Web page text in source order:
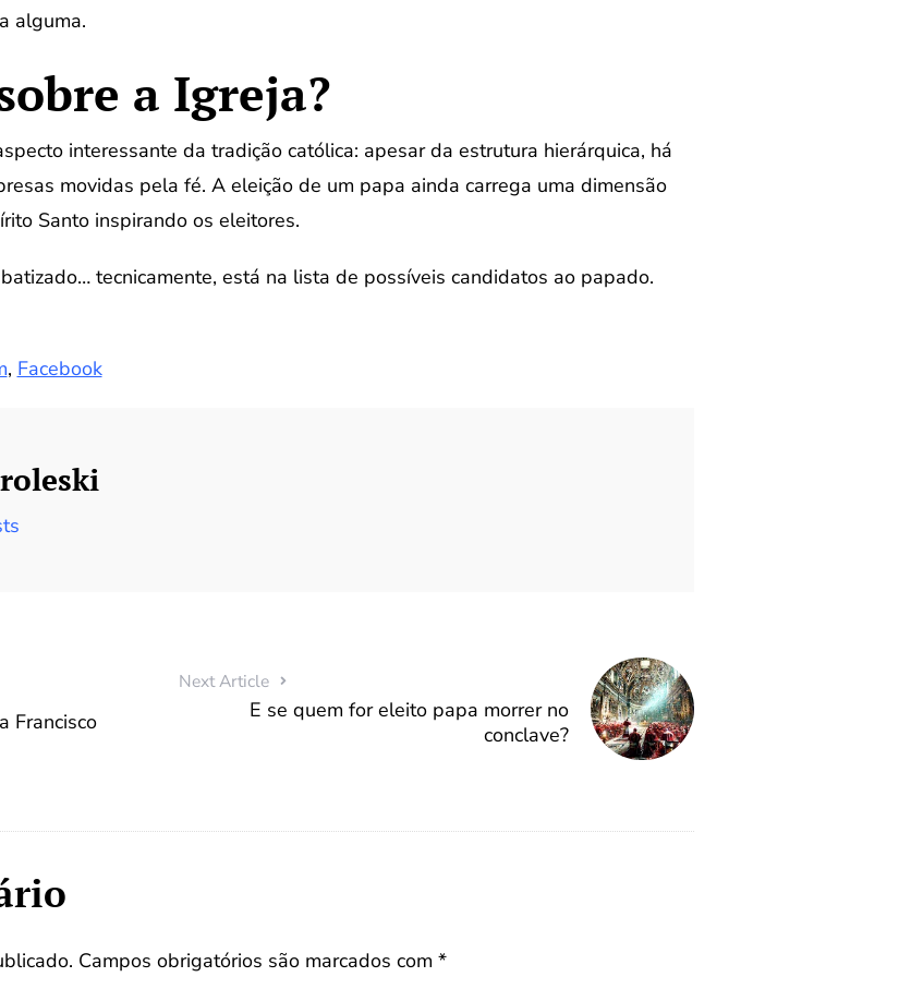
alguma.
a Igreja?
interessante da tradição católica: apesar da estrutura hierárquica, há
movidas pela fé. A eleição de um papa ainda carrega uma dimensão
Santo inspirando os eleitores.
tecnicamente, está na lista de possíveis candidatos ao papado.
, Facebook
Francisco
Next Article
E se quem for eleito papa morrer no
conclave?
Campos obrigatórios são marcados com *